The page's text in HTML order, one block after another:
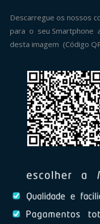
Descarregue os nossos
para o seu Smartphone
desta imagem (Código